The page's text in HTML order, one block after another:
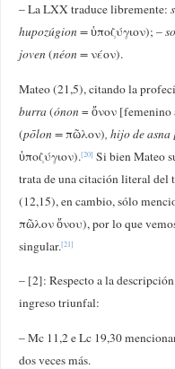
– La LXX traduce libremente:
hupozúgion =ὑποζύγιον); –
joven(néon =νέον).
Mateo (21,5), citando la
burra(ónon= ὄνον [femenino
(pōlon =πῶλον) , hijo de
ὑποζύγιον).[20] Si bien Mateo
trata de una citación literal del
(12,15), en cambio, sólo
πῶλον ὄνου), por lo que
singular.[21]
– [2]: Respecto a la
ingreso triunfal:
– Mc 11,2 e Lc 19,30
dos veces más.